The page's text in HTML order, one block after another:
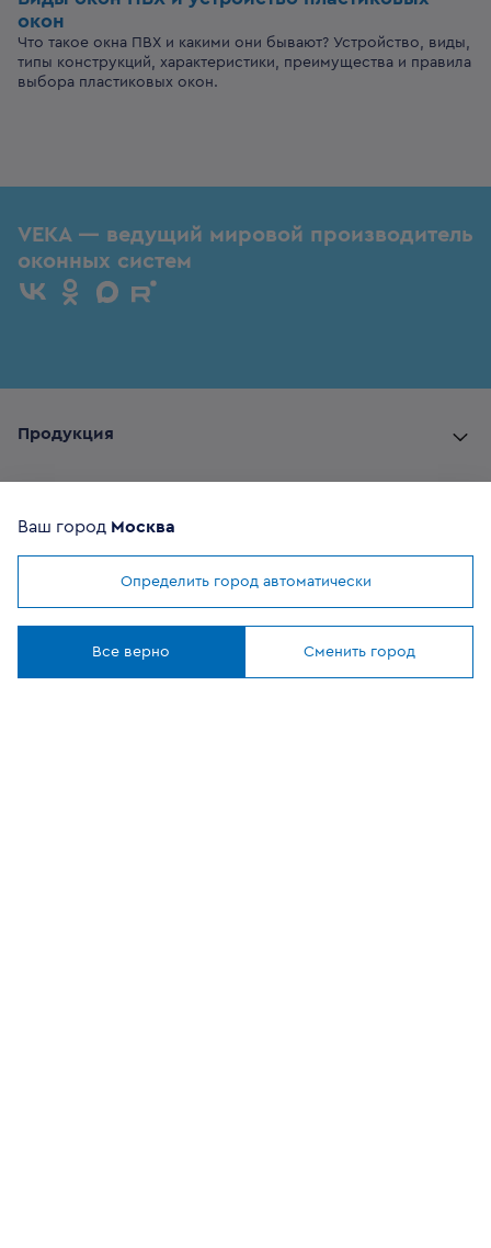
окон
Что такое окна ПВХ и какими они бывают? Устройство, виды,
типы конструкций, характеристики, преимущества и правила
выбора пластиковых окон.
Мы используем cookies
VEKA — ведущий мировой производитель
оконных систем
Продукция
Где купить
Ваш город Москва
Определить город автоматически
Все верно Сменить город